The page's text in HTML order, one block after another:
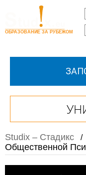
ОБРАЗОВАНИЕ ЗА РУБЕЖОМ
Studix – Стадикс /
Общественной